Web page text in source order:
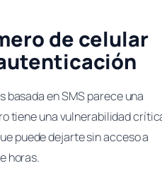
de celular
en SMS parece una
tiene una vulnerabilidad
puede dejarte sin acceso a
horas.